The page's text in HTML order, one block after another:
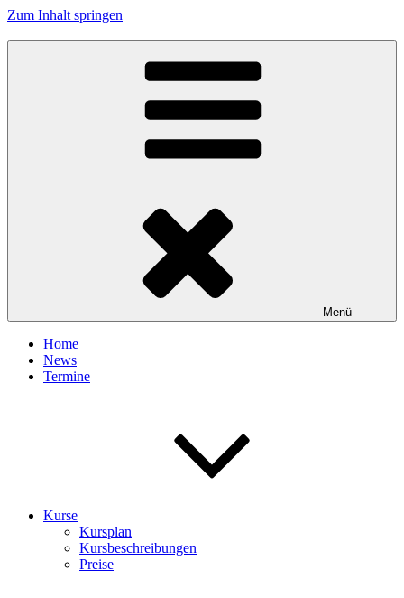
Zum Inhalt springen
Menü
Home
News
Termine
Kurse
Kursplan
Kursbeschreibungen
Preise